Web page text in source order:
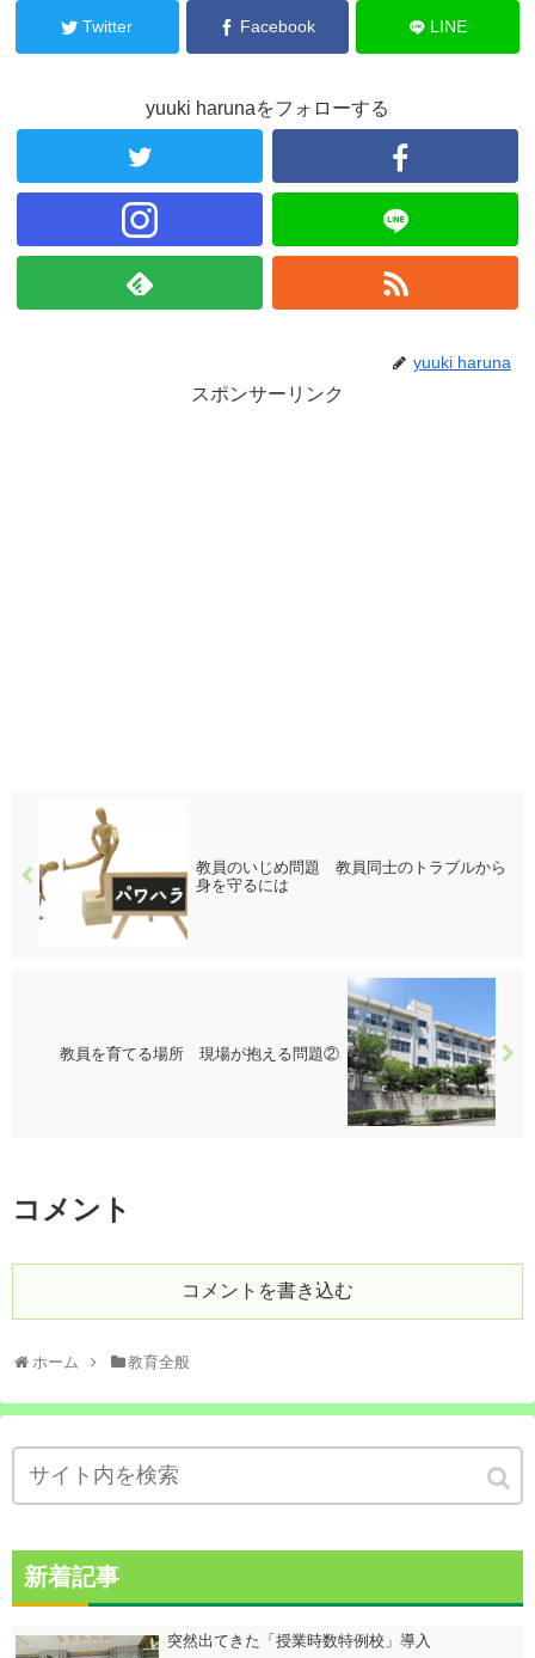
Twitter Facebook LINE
yuuki harunaをフォローする
yuuki haruna
スポンサーリンク
教員のいじめ問題 教員同士のトラブルから
身を守るには
教員を育てる場所 現場が抱える問題②
コメント
コメントを書き込む
ホーム 教育全般
新着記事
突然出てきた「授業時数特例校」導入